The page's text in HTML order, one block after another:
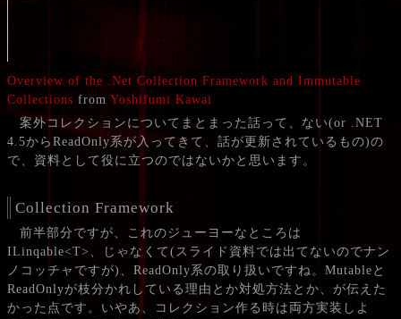
Overview of the .Net Collection Framework and Immutable
Collections from Yoshifumi Kawai
案外コレクションについてまとまった話って、ない(or .NET
4.5からReadOnly系が入ってきて、話が更新されているもの)の
で、資料として役に立つのではないかと思います。
Collection Framework
前半部分ですが、これのジューヨーなところは
ILinqable<T>、じゃなくて(スライド資料では出てないのでナン
ノコッチャですが)、ReadOnly系の取り扱いですね。Mutableと
ReadOnlyが枝分かれしている理由とか対処方法とか、が伝えた
かった点です。いやあ、コレクション作る時は両方実装しよ